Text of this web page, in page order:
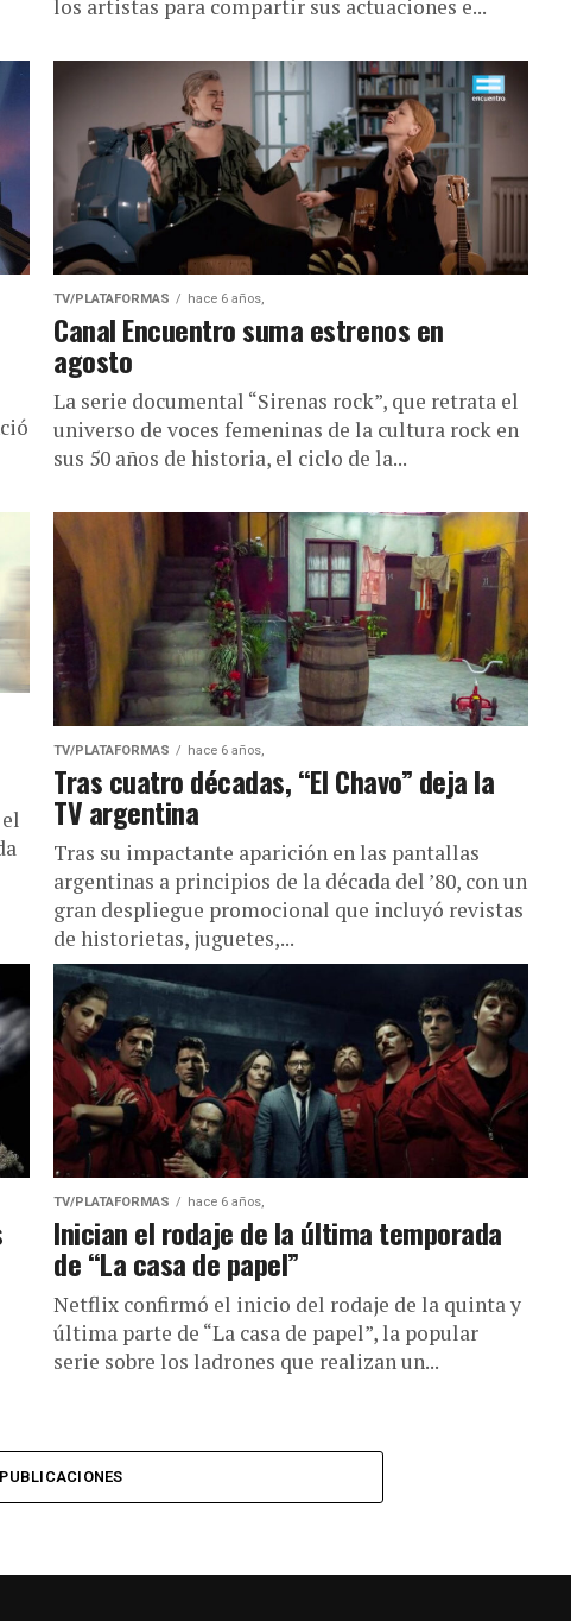
los artistas para compartir sus actuaciones e...
TV/PLATAFORMAS hace 6 años,
Canal Encuentro suma estrenos en
agosto
La serie documental “Sirenas rock”, que retrata el
universo de voces femeninas de la cultura rock en
sus 50 años de historia, el ciclo de la...
TV/PLATAFORMAS hace 6 años,
Tras cuatro décadas, “El Chavo” deja la
TV argentina
Tras su impactante aparición en las pantallas
argentinas a principios de la década del ’80, con un
gran despliegue promocional que incluyó revistas
de historietas, juguetes,...
TV/PLATAFORMAS hace 6 años,
Inician el rodaje de la última temporada
de “La casa de papel”
Netflix confirmó el inicio del rodaje de la quinta y
última parte de “La casa de papel”, la popular
serie sobre los ladrones que realizan un...